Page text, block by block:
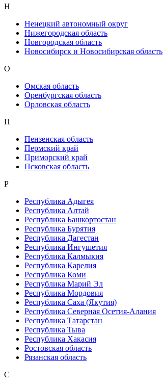
Н
Ненецкий автономный округ
Нижегородская область
Новгородская область
Новосибирск и Новосибирская область
О
Омская область
Оренбургская область
Орловская область
П
Пензенская область
Пермский край
Приморский край
Псковская область
Р
Республика Адыгея
Республика Алтай
Республика Башкортостан
Республика Бурятия
Республика Дагестан
Республика Ингушетия
Республика Калмыкия
Республика Карелия
Республика Коми
Республика Марий Эл
Республика Мордовия
Республика Саха (Якутия)
Республика Северная Осетия-Алания
Республика Татарстан
Республика Тыва
Республика Хакасия
Ростовская область
Рязанская область
С